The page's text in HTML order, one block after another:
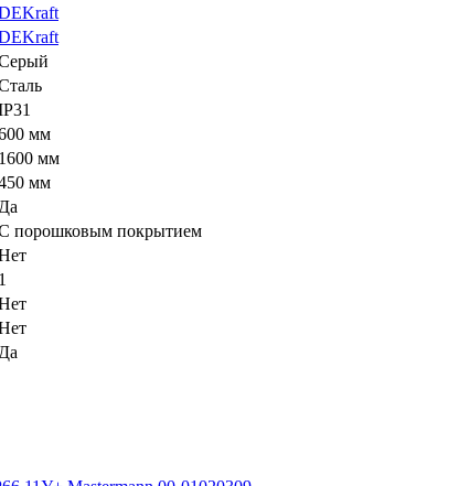
мм
1600 мм
мм
Да
порошковым покрытием
1
Да